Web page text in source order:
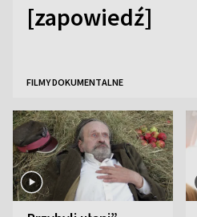
[zapowiedź]
FILMY DOKUMENTALNE